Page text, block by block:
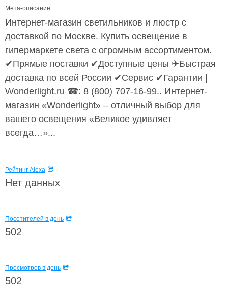
Мета-описание:
Интернет-магазин светильников и люстр с
доставкой по Москве. Купить освещение в
гипермаркете света с огромным ассортиментом.
✔Прямые поставки ✔Доступные цены ✈Быстрая
доставка по всей России ✔Сервис ✔Гарантии |
Wonderlight.ru ☎: 8 (800) 707-16-99.. Интернет-
магазин «Wonderlight» – отличный выбор для
вашего освещения «Великое удивляет
всегда…»...
Рейтинг Alexa
Нет данных
Посетителей в день
502
Просмотров в день
502